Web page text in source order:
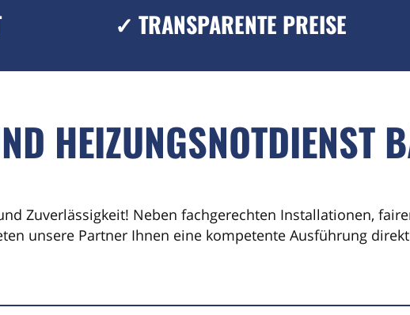
✓ TRANSPARENTE PREISE
HEIZUNGSNOTDIENST
Zuverlässigkeit! Neben fachgerechten Installationen,
unsere Partner Ihnen eine kompetente Ausführung